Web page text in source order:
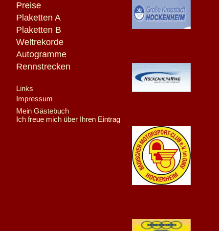
Preise
Plaketten A
Plaketten B
Weltrekorde
Autogramme
Rennstrecken
Links
Impressum
Mein Gästebuch
Ich freue mich über Ihren Eintrag